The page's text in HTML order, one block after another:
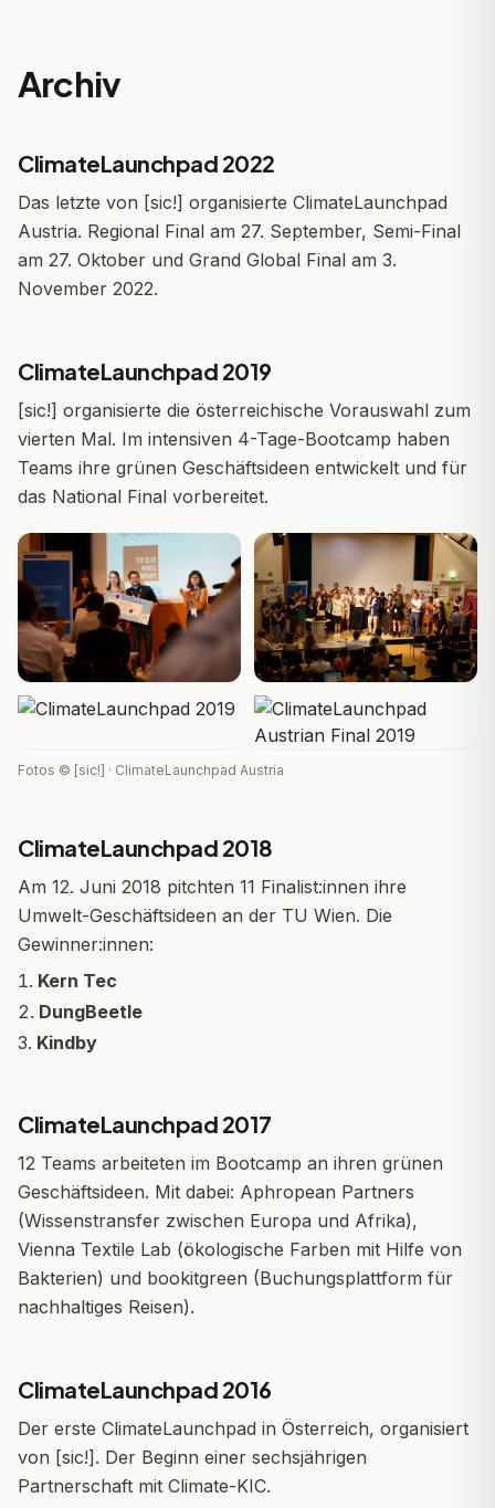
Archiv
ClimateLaunchpad 2022
Das letzte von [sic!] organisierte ClimateLaunchpad
Austria. Regional Final am 27. September, Semi-Final
am 27. Oktober und Grand Global Final am 3.
November 2022.
ClimateLaunchpad 2019
[sic!] organisierte die österreichische Vorauswahl zum
vierten Mal. Im intensiven 4-Tage-Bootcamp haben
Teams ihre grünen Geschäftsideen entwickelt und für
das National Final vorbereitet.
Fotos © [sic!] · ClimateLaunchpad Austria
ClimateLaunchpad 2018
Am 12. Juni 2018 pitchten 11 Finalist:innen ihre
Umwelt-Geschäftsideen an der TU Wien. Die
Gewinner:innen:
Kern Tec
DungBeetle
Kindby
ClimateLaunchpad 2017
12 Teams arbeiteten im Bootcamp an ihren grünen
Geschäftsideen. Mit dabei: Aphropean Partners
(Wissenstransfer zwischen Europa und Afrika),
Vienna Textile Lab (ökologische Farben mit Hilfe von
Bakterien) und bookitgreen (Buchungsplattform für
nachhaltiges Reisen).
ClimateLaunchpad 2016
Der erste ClimateLaunchpad in Österreich, organisiert
von [sic!]. Der Beginn einer sechsjährigen
Partnerschaft mit Climate-KIC.